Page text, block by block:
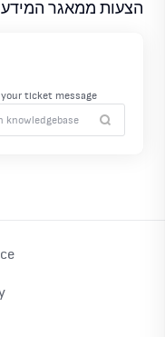
הצעות ממאגר המידע
ticket message.